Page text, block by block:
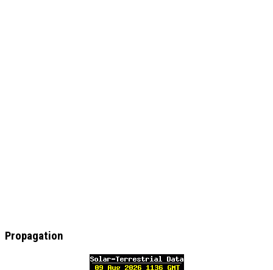
Propagation